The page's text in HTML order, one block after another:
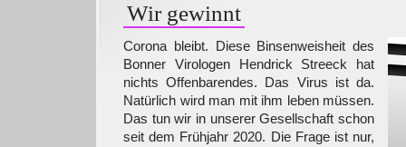
Wir gewinnt
Corona bleibt. Diese Binsenweisheit des
Bonner Virologen Hendrick Streeck hat
nichts Offenbarendes. Das Virus ist da.
Natürlich wird man mit ihm leben müssen.
Das tun wir in unserer Gesellschaft schon
seit dem Frühjahr 2020. Die Frage ist nur,